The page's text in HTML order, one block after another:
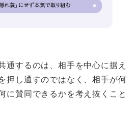
通するのは、相手を中心に据え
押し通すのではなく、相手が何
に賛同できるかを考え抜くこと